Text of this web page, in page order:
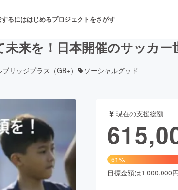
るにははじめるプロジェクトをさがす
舞台・パフォーマンス
フード・飲食店
アニメ・漫画
来を！日本開催のサッカー
リッジプラス（GB+） ソーシャルグッド
現在の支援総額
61%
目標金額は1,000,000円